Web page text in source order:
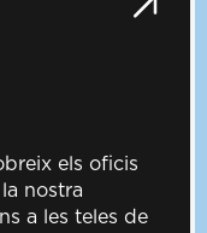
els oficis
nostra
a les teles de